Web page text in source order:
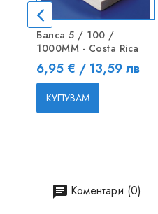
Балса 5 / 100 /
1000MM - Costa Rica
Цена
6,95 € / 13,59 лв
КУПУВАМ
Коментари (0)